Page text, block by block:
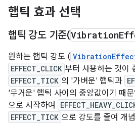
햅틱 효과 선택
햅틱 강도 기준(Vibration
원하는 햅틱 강도 (
EFFECT_CLICK 부터 사용하는 것이
EFFECT_TICK 의 '가벼운' 햅틱과
'무거운' 햅틱 사이의 중앙값이기 때
으로 시작하여
EFFECT_TICK 으로 강도를 줄여 개